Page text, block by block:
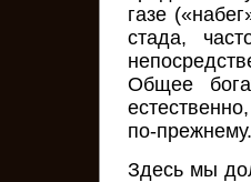
газе
стада,
Общее
по-прежнему.
Здесь мы